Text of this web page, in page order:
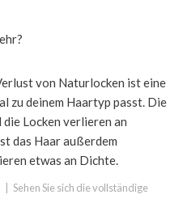
von Naturlocken ist eine
zu deinem Haartyp passt. Die
Locken verlieren an
das Haar außerdem
etwas an Dichte.
Sehen Sie sich die vollständige